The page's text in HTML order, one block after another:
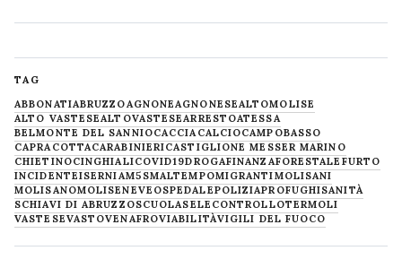
TAG
ABBONATIABRUZZOAGNONEAGNONESEALTOMOLISE
ALTO VASTESEALTOVASTESEARRESTOATESSA
BELMONTE DEL SANNIOCACCIACALCIOCAMPOBASSO
CAPRACOTTACARABINIERICASTIGLIONE MESSER MARINO
CHIETINOCINGHIALICOVID19DROGAFINANZAFORESTALE FURTO
INCIDENTEISERNIAM5SMALTEMPOMIGRANTIMOLISANI
MOLISANOMOLISENEVE OSPEDALEPOLIZIAPROFUGHISANITÀ
SCHIAVI DI ABRUZZOSCUOLASELECONTROLLOTERMOLI
VASTESEVASTOVENAFROVIABILITÀVIGILI DEL FUOCO